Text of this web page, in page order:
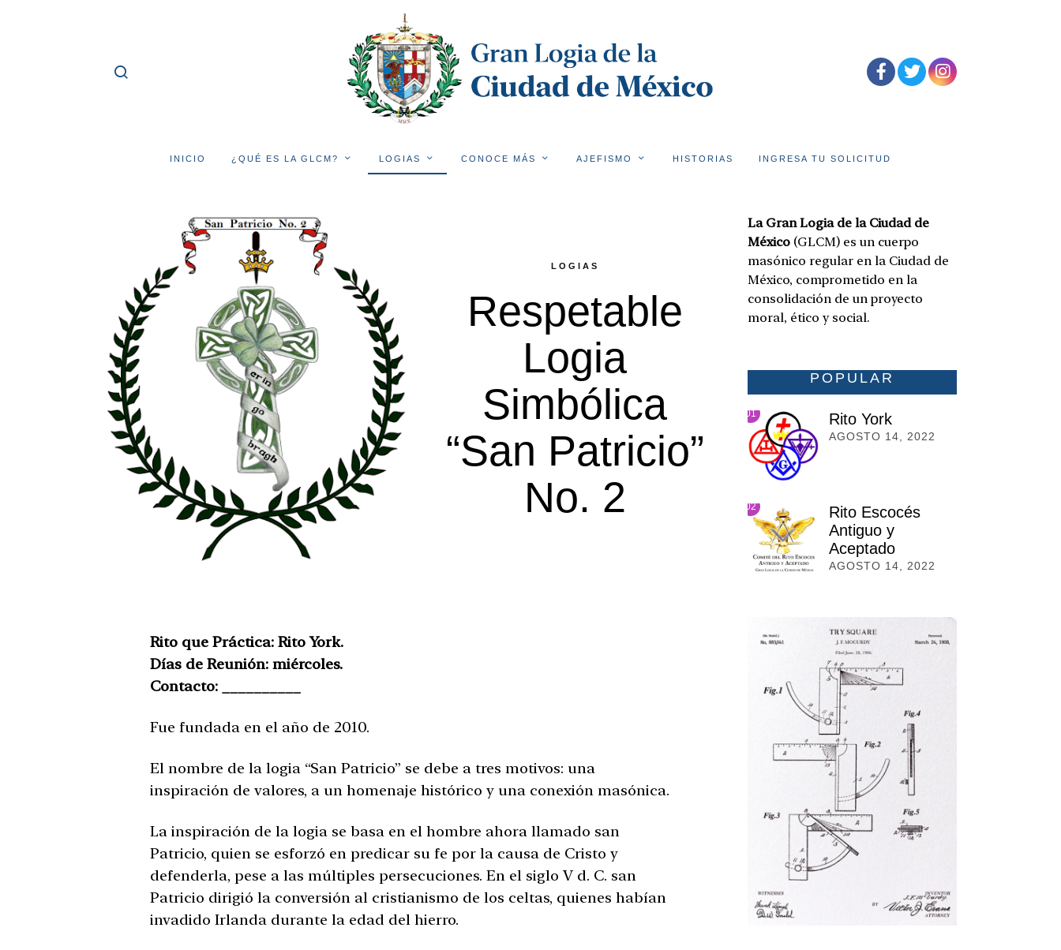
INICIO ¿QUÉ ES LA GLCM? LOGIAS CONOCE MÁS AJEFISMO HISTORIAS INGRESA TU SOLICITUD
LOGIAS
Respetable
Logia
Simbólica
“San Patricio”
No. 2
Rito que Práctica: Rito York.
Días de Reunión: miércoles.
Contacto: __________
Fue fundada en el año de 2010.
El nombre de la logia “San Patricio” se debe a tres motivos: una
inspiración de valores, a un homenaje histórico y una conexión masónica.
La inspiración de la logia se basa en el hombre ahora llamado san
Patricio, quien se esforzó en predicar su fe por la causa de Cristo y
defenderla, pese a las múltiples persecuciones. En el siglo V d. C. san
Patricio dirigió la conversión al cristianismo de los celtas, quienes habían
invadido Irlanda durante la edad del hierro.
La Gran Logia de la Ciudad de
México (GLCM) es un cuerpo
masónico regular en la Ciudad de
México, comprometido en la
consolidación de un proyecto
moral, ético y social.
POPULAR
01 Rito York
AGOSTO 14, 2022
02
Rito Escocés
Antiguo y
Aceptado
AGOSTO 14, 2022